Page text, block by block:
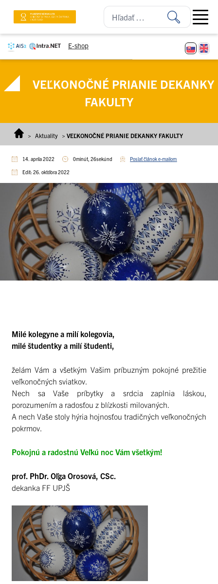
E-shop
Open
VEĽKONOČNÉ PRIANIE DEKANKY
FAKULTY
> Aktuality > VEĽKONOČNÉ PRIANIE DEKANKY FAKULTY
14. apríla 2022 0minút, 26sekúnd Poslať článok e-mailom
Edit: 26. októbra 2022
Milé kolegyne a milí kolegovia,
milé študentky a milí študenti,
želám Vám a všetkým Vašim príbuzným pokojné prežitie
veľkonočných sviatkov.
Nech sa Vaše príbytky a srdcia zaplnia láskou,
porozumením a radosťou z blízkosti milovaných.
A nech Vaše stoly hýria hojnosťou tradičných veľkonočných
pokrmov.
Pokojnú a radostnú Veľkú noc Vám všetkým!
prof. PhDr. Oľga Orosová, CSc.
dekanka FF UPJŠ